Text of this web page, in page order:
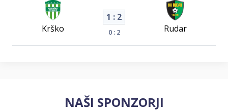
Krško
1 : 2
0 : 2 Rudar
NAŠI SPONZORJI